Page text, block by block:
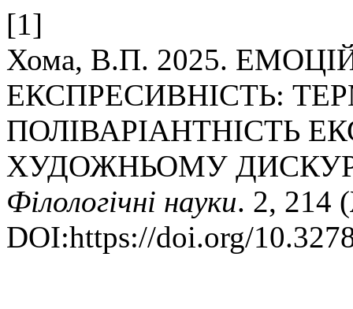
[1]
Хома, В.П. 2025.
ЕКСПРЕСИВНІСТЬ:
ПОЛІВАРІАНТНІСТЬ
ХУДОЖНЬОМУ
Філологічні науки. 2, 214
DOI:https://doi.org/